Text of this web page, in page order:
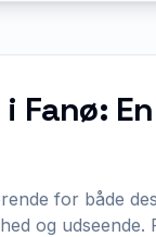
Fanø:
for både
og